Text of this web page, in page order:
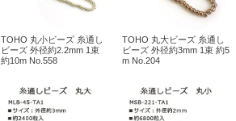
TOHO 丸小ビーズ 糸通し
ビーズ 外径約2.2mm 1束
約10m No.558
TOHO 丸大ビーズ 糸通し
ビーズ 外径約3mm 1束 約5
m No.204